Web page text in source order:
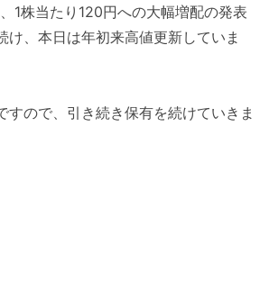
1株当たり120円への大幅増配の発表
け、本日は年初来高値更新していま
すので、引き続き保有を続けていきま